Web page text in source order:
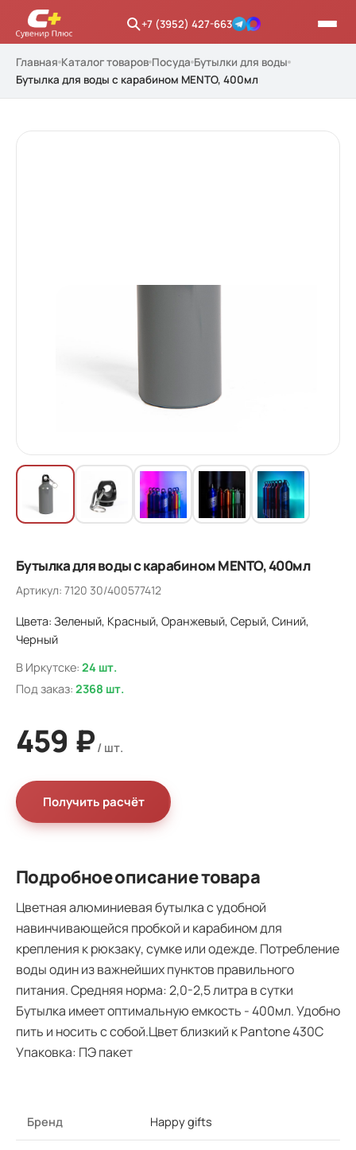
+7 (3952) 427-663
Главная Каталог товаров Посуда Бутылки для воды
Бутылка для воды с карабином MENTO, 400мл
Бутылка для воды с карабином MENTO, 400мл
Артикул: 7120 30/400577412
Цвета: Зеленый, Красный, Оранжевый, Серый, Синий,
Черный
В Иркутске: 24 шт.
Под заказ: 2368 шт.
459 ₽
Получить расчёт
Подробное описание товара
Цветная алюминиевая бутылка с удобной
навинчивающейся пробкой и карабином для
крепления к рюкзаку, сумке или одежде. Потребление
воды один из важнейших пунктов правильного
питания. Средняя норма: 2,0-2,5 литра в сутки
Бутылка имеет оптимальную емкость - 400мл. Удобно
пить и носить с собой.Цвет близкий к Pantone 430C
Упаковка: ПЭ пакет
Бренд Happy gifts